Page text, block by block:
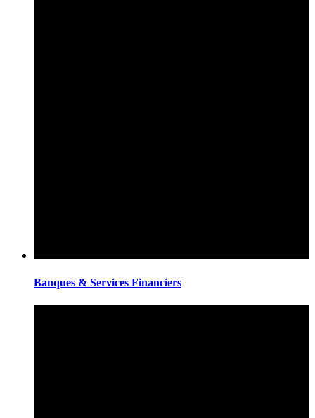
Banques & Services Financiers